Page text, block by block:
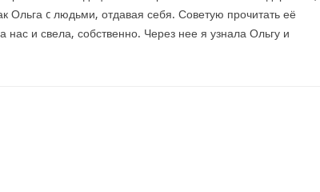
Ольга c людьми, отдавая себя. Советую прочитать её
нас и свела, собственно. Через нее я узнала Ольгу и